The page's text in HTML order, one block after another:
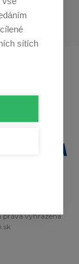
práva vyhrazena
sítích